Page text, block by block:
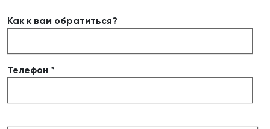
Как к вам обратиться?
Телефон *